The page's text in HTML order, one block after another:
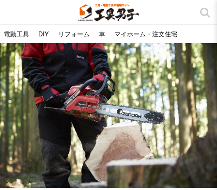
電動工具 DIY リフォーム 車 マイホーム・注文住宅